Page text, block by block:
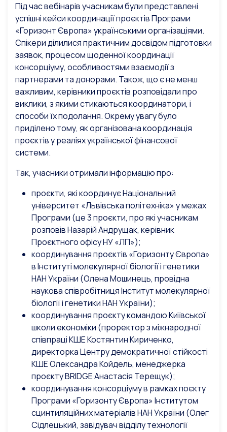
Під час вебінарів учасникам були представлені
успішні кейси координації проєктів Програми
«Горизонт Європа» українськими організаціями.
Спікери ділилися практичним досвідом підготовки
заявок, процесом щоденної координації
консорціуму, особливостями взаємодії з
партнерами та донорами. Також, що є не менш
важливим, керівники проєктів розповідали про
виклики, з якими стикаються координатори, і
способи їх подолання. Окрему увагу було
приділено тому, як організована координація
проєктів у реаліях української фінансової
системи.
Так, учасники отримали інформацію про:
проєкти, які координує Національний
університет «Львівська політехніка» у межах
Програми (це 3 проєкти, про які учасникам
розповів Назарій Андрущак, керівник
Проєктного офісу НУ «ЛП»);
координування проєктів «Горизонту Європа»
в Інституті молекулярної біології і генетики
НАН України (Олена Мошинець, провідна
наукова співробітниця Інститут молекулярної
біології і генетики НАН України);
координування проєкту командою Київської
школи економіки (проректор з міжнародної
співпраці КШЕ Костянтин Кириченко,
директорка Центру демократичної стійкості
КШЕ Олександра Койдель, менеджерка
проєкту BRIDGE Анастасія Терещук);
координування консорціуму в рамках поєкту
Програми «Горизонту Європа» Інститутом
сцинтиляційних матеріалів НАН України (Олег
Сідлецький, завідувач відділу технології